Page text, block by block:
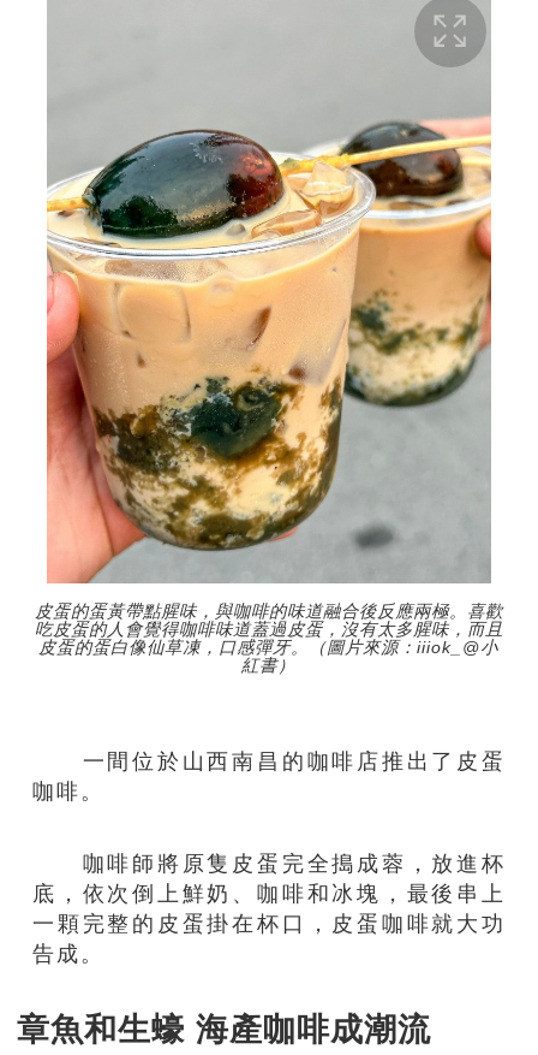
皮蛋的蛋黃帶點腥味，與咖啡的味道融合後反應兩極。喜歡
吃皮蛋的人會覺得咖啡味道蓋過皮蛋，沒有太多腥味，而且
皮蛋的蛋白像仙草凍，口感彈牙。（圖片來源：iiiok_@小
紅書）
一間位於山西南昌的咖啡店推出了皮蛋
咖啡。
咖啡師將原隻皮蛋完全搗成蓉，放進杯
底，依次倒上鮮奶、咖啡和冰塊，最後串上
一顆完整的皮蛋掛在杯口，皮蛋咖啡就大功
告成。
章魚和生蠔 海產咖啡成潮流